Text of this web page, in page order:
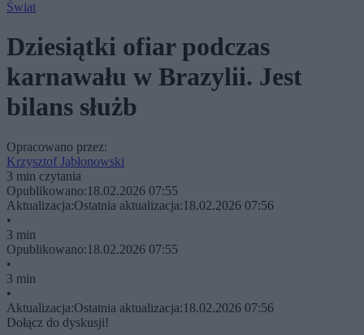
Świat
Dziesiątki ofiar podczas
karnawału w Brazylii. Jest
bilans służb
Opracowano przez:
Krzysztof Jabłonowski
3 min czytania
Opublikowano:18.02.2026 07:55
Aktualizacja:Ostatnia aktualizacja:18.02.2026 07:56
•
3 min
Opublikowano:18.02.2026 07:55
•
3 min
•
Aktualizacja:Ostatnia aktualizacja:18.02.2026 07:56
Dołącz do dyskusji!